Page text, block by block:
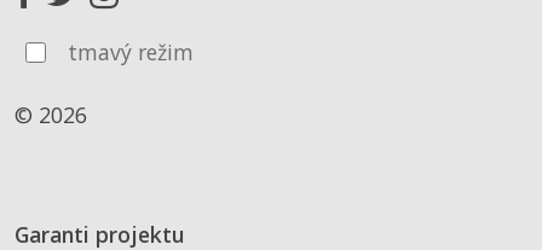
tmavý režim
© 2026
Garanti projektu